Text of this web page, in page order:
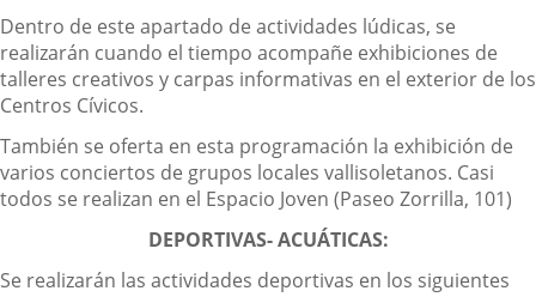
Dentro de este apartado de actividades lúdicas, se
realizarán cuando el tiempo acompañe exhibiciones de
talleres creativos y carpas informativas en el exterior de los
Centros Cívicos.
También se oferta en esta programación la exhibición de
varios conciertos de grupos locales vallisoletanos. Casi
todos se realizan en el Espacio Joven (Paseo Zorrilla, 101)
DEPORTIVAS- ACUÁTICAS:
Se realizarán las actividades deportivas en los siguientes